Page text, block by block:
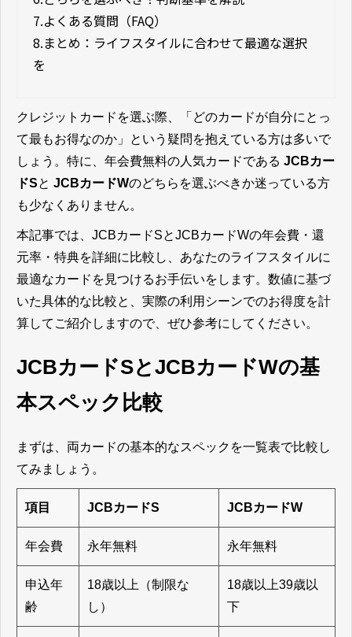
7.よくある質問（FAQ）
8.まとめ：ライフスタイルに合わせて最適な選択
を
クレジットカードを選ぶ際、「どのカードが自分にとっ
て最もお得なのか」という疑問を抱えている方は多いで
しょう。特に、年会費無料の人気カードである JCBカー
ドSと JCBカードWのどちらを選ぶべきか迷っている方
も少なくありません。
本記事では、JCBカードSとJCBカードWの年会費・還
元率・特典を詳細に比較し、あなたのライフスタイルに
最適なカードを見つけるお手伝いをします。数値に基づ
いた具体的な比較と、実際の利用シーンでのお得度を計
算してご紹介しますので、ぜひ参考にしてください。
JCBカードSとJCBカードWの基
本スペック比較
まずは、両カードの基本的なスペックを一覧表で比較し
てみましょう。
項目 JCBカードS JCBカードW
年会費 永年無料 永年無料
申込年
齢
18歳以上（制限な
し）
18歳以上39歳以
下